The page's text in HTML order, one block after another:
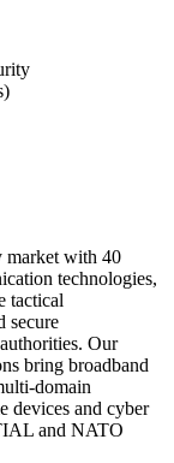
market with 40
technologies,
tactical
secure
Our
bring broadband
domain
devices and cyber
and NATO